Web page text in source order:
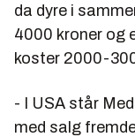
da dyre i
4000 kroner og
koster 2000-
- I USA står
med salg